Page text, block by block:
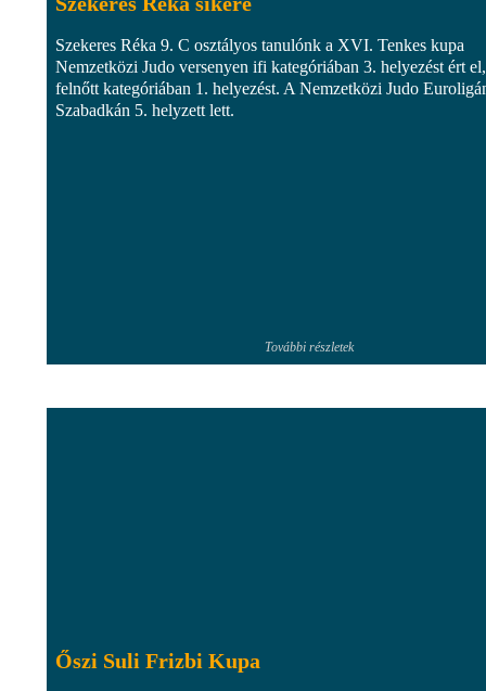
Szekeres Réka 9. C osztályos tanulónk a XVI. Tenkes kupa
Nemzetközi Judo versenyen ifi kategóriában 3. helyezést ért el,
felnőtt kategóriában 1. helyezést. A Nemzetközi Judo
Szabadkán 5. helyzett lett.
További részletek
Őszi Suli Frizbi Kupa